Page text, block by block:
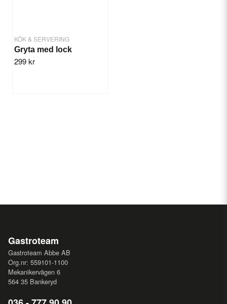
KÖK & SERVERING
Gryta med lock
299 kr
Gastroteam
Gastroteam Abbe AB
Org.nr: 559101-1100
Mekanikervägen 6
564 35 Bankeryd